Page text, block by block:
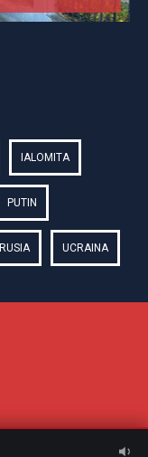
IALOMITA
PUTIN
RUSIA UCRAINA